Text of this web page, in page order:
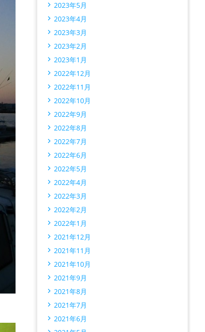
2023年5月
2023年4月
2023年3月
2023年2月
2023年1月
2022年12月
2022年11月
2022年10月
2022年9月
2022年8月
2022年7月
2022年6月
2022年5月
2022年4月
2022年3月
2022年2月
2022年1月
2021年12月
2021年11月
2021年10月
2021年9月
2021年8月
2021年7月
2021年6月